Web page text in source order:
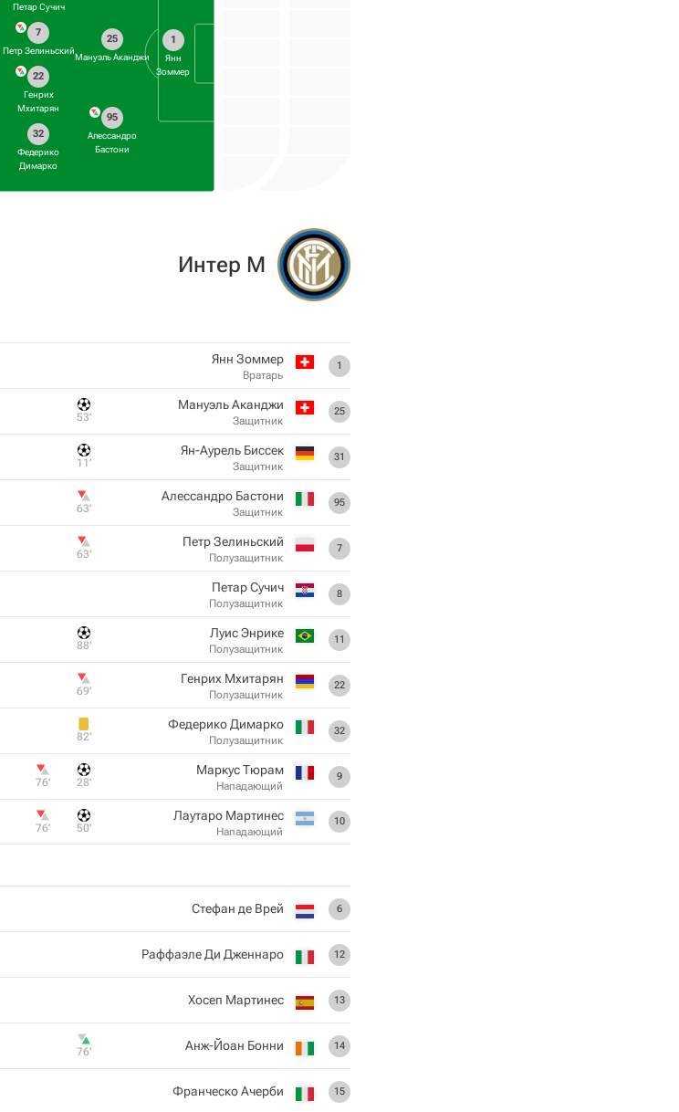
1
Янн
Зоммер
25
Мануэль Аканджи
95
Алессандро
Бастони
Петар Сучич
7
Петр Зелиньский
22
Генрих
Мхитарян
32
Федерико
Димарко
Интер М
1
Янн Зоммер
Вратарь
25
Мануэль Аканджи
Защитник
53‎’‎
31
Ян-Аурель Биссек
Защитник
11‎’‎
95
Алессандро Бастони
Защитник
63‎’‎
7
Петр Зелиньский
Полузащитник
63‎’‎
8
Петар Сучич
Полузащитник
11
Луис Энрике
Полузащитник
88‎’‎
22
Генрих Мхитарян
Полузащитник
69‎’‎
32
Федерико Димарко
Полузащитник
82‎’‎
9
Маркус Тюрам
Нападающий
28‎’‎
76‎’‎
10
Лаутаро Мартинес
Нападающий
50‎’‎
76‎’‎
6
Стефан де Врей
12
Раффаэле Ди Дженнаро
13
Хосеп Мартинес
14
Анж-Йоан Бонни
76‎’‎
15
Франческо Ачерби